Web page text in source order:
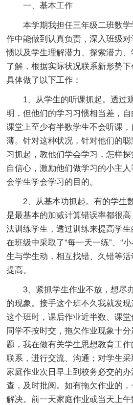
一、基本工作
本学期我担任三年级二班数学
作中能做到认真负责，深入班级
惯以及学生理解潜力、探索潜力
了解，根据实际状况联系新形势
具体做了以下工作：
1、从学生的听课抓起。透过
明，但他们的学习习惯相当差，自
课堂上至少有半数学生不会听课
薄。针对这种状况，针对他们的
习抓起，教他们学会学习，怎样
自信心，激励他们做学习的小主
会学生学会学习的目的。
2、从基本功抓起。有的学生
是最基本的加减计算错误率都很
法训练学生，透过训练来提高学
在班级中采取了“每一天一练”、“
生与学生动，相互找错、久错等
提高。
3、紧抓学生作业不放，想尽
的现象。接手这个班不久我就发
这个班时，课后作业近半数、课
同学不按时交，拖欠作业现象十
题，我在做有关学生思想教育工
联系，进行交流、沟通；对学生采
家庭作业次日早上到校务必交的
查，及时批阅。如有拖欠作业的
解决。前一天家庭作业或当天上